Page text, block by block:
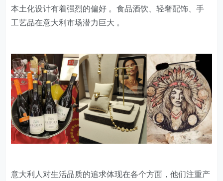
本土化设计有着强烈的偏好 。食品酒饮、轻奢配饰、手
工艺品在意大利市场潜力巨大 。
意大利人对生活品质的追求体现在各个方面，他们注重产